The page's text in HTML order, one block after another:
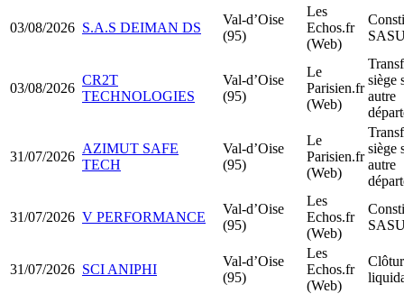
03/08/2026 S.A.S DEIMAN DS
Val-d’Oise
(95)
Les
Echos.fr
(Web)
03/08/2026
CR2T
TECHNOLOGIES
Val-d’Oise
(95)
Le
Parisien.fr
(Web)
siège
autre
31/07/2026
AZIMUT SAFE
TECH
Val-d’Oise
(95)
Le
Parisien.fr
(Web)
siège
autre
31/07/2026 V PERFORMANCE
Val-d’Oise
(95)
Les
Echos.fr
(Web)
31/07/2026 SCI ANIPHI
Val-d’Oise
(95)
Les
Echos.fr
(Web)